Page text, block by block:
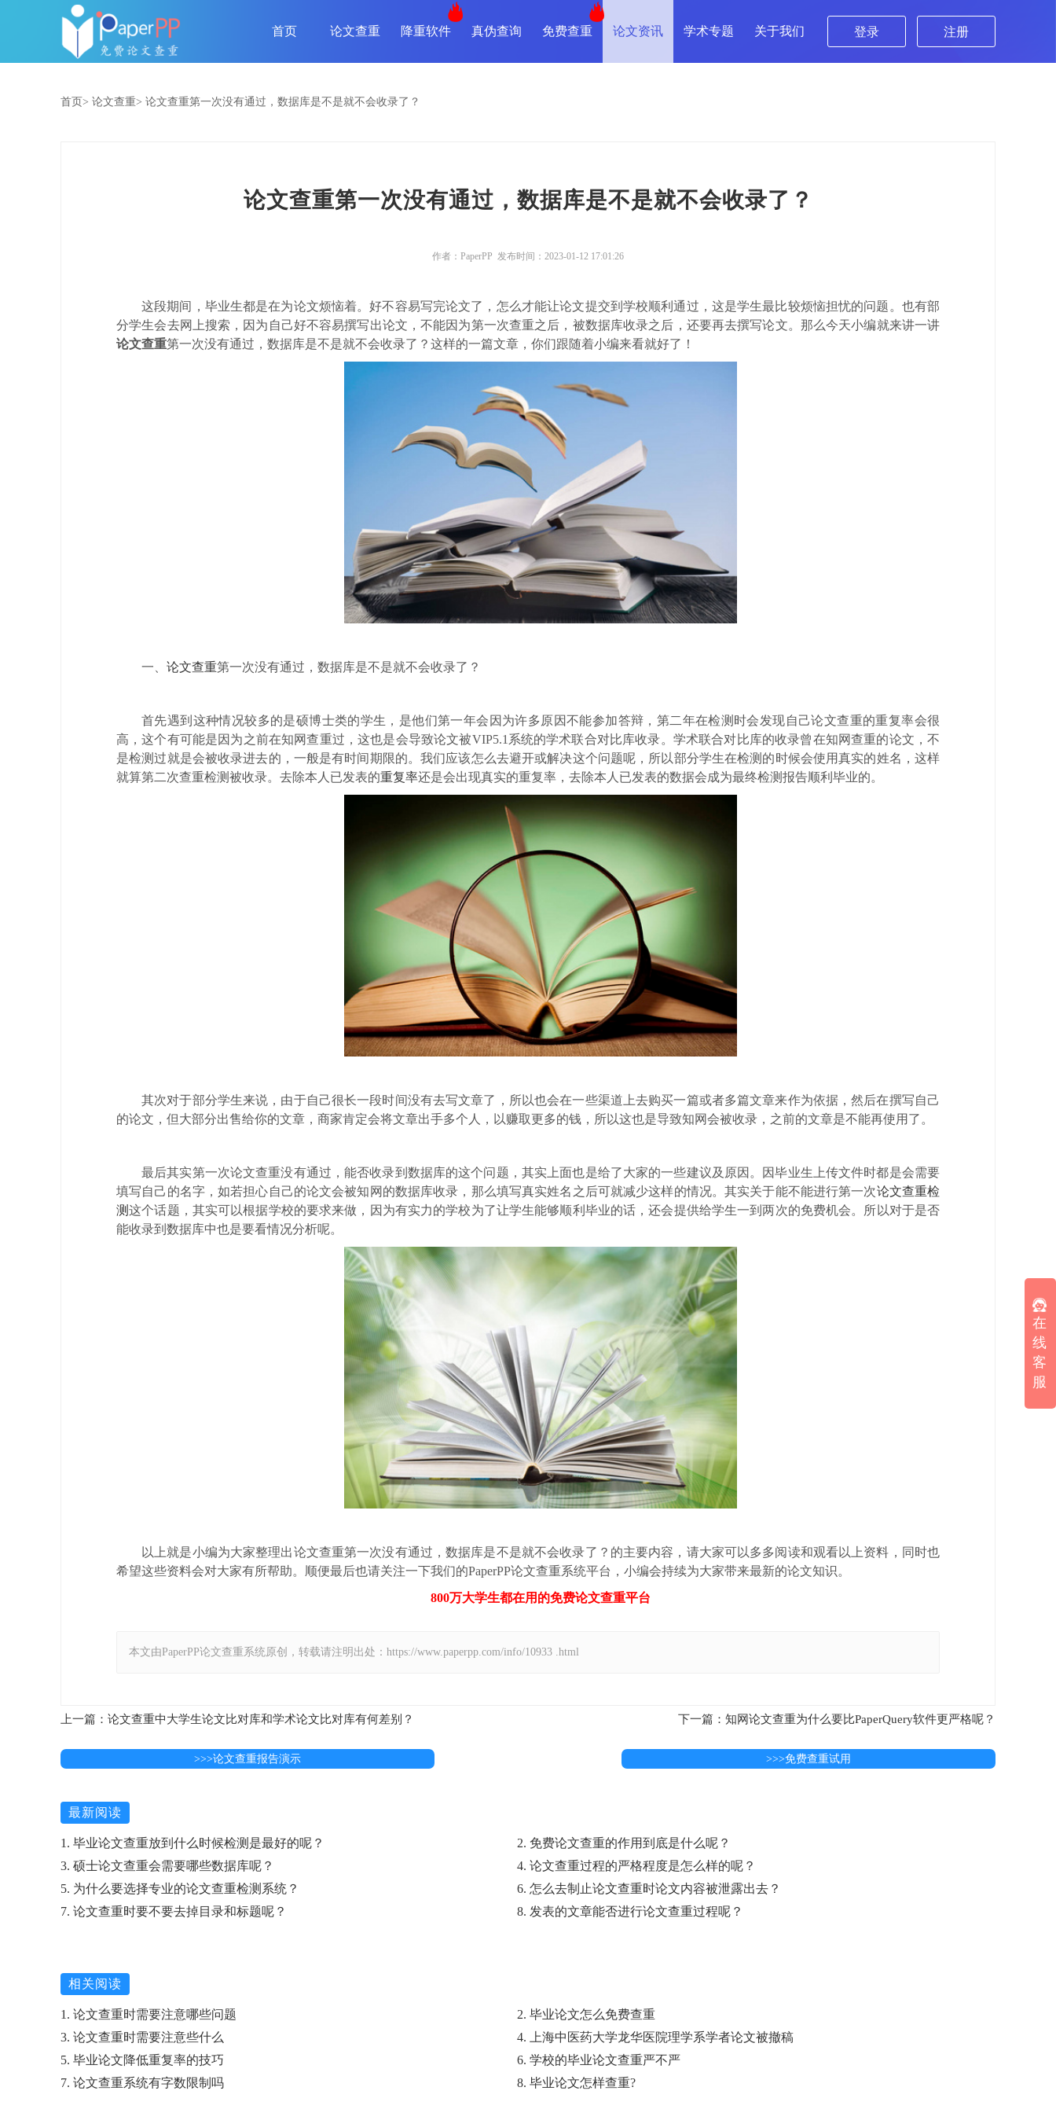
首页 论文查重 降重软件 真伪查询 免费查重 论文资讯 学术专题 关于我们 登录 注册
首页> 论文查重> 论文查重第一次没有通过，数据库是不是就不会收录了？
论文查重第一次没有通过，数据库是不是就不会收录了？
作者：PaperPP 发布时间：2023-01-12 17:01:26
这段期间，毕业生都是在为论文烦恼着。好不容易写完论文了，怎么才能让论文提交到学校顺利通过，这是学生最比较烦恼担忧的问题。也有部
分学生会去网上搜索，因为自己好不容易撰写出论文，不能因为第一次查重之后，被数据库收录之后，还要再去撰写论文。那么今天小编就来讲一讲
论文查重第一次没有通过，数据库是不是就不会收录了？这样的一篇文章，你们跟随着小编来看就好了！
一、 论文查重第一次没有通过，数据库是不是就不会收录了？
首先遇到这种情况较多的是硕博士类的学生，是他们第一年会因为许多原因不能参加答辩，第二年在检测时会发现自己论文查重的重复率会很
高，这个有可能是因为之前在知网查重过，这也是会导致论文被VIP5.1系统的学术联合对比库收录。学术联合对比库的收录曾在知网查重的论文，不
是检测过就是会被收录进去的，一般是有时间期限的。我们应该怎么去避开或解决这个问题呢，所以部分学生在检测的时候会使用真实的姓名，这样
就算第二次查重检测被收录。去除本人已发表的重复率还是会出现真实的重复率，去除本人已发表的数据会成为最终检测报告顺利毕业的。
其次对于部分学生来说，由于自己很长一段时间没有去写文章了，所以也会在一些渠道上去购买一篇或者多篇文章来作为依据，然后在撰写自己
的论文，但大部分出售给你的文章，商家肯定会将文章出手多个人，以赚取更多的钱，所以这也是导致知网会被收录，之前的文章是不能再使用了。
最后其实第一次论文查重没有通过，能否收录到数据库的这个问题，其实上面也是给了大家的一些建议及原因。因毕业生上传文件时都是会需要
填写自己的名字，如若担心自己的论文会被知网的数据库收录，那么填写真实姓名之后可就减少这样的情况。其实关于能不能进行第一次论文查重检
测这个话题，其实可以根据学校的要求来做，因为有实力的学校为了让学生能够顺利毕业的话，还会提供给学生一到两次的免费机会。所以对于是否
能收录到数据库中也是要看情况分析呢。
以上就是小编为大家整理出论文查重第一次没有通过，数据库是不是就不会收录了？的主要内容，请大家可以多多阅读和观看以上资料，同时也
希望这些资料会对大家有所帮助。顺便最后也请关注一下我们的PaperPP论文查重系统平台，小编会持续为大家带来最新的论文知识。
800万大学生都在用的免费论文查重平台
本文由PaperPP论文查重系统原创，转载请注明出处：https://www.paperpp.com/info/10933 .html
上一篇：论文查重中大学生论文比对库和学术论文比对库有何差别？ 下一篇：知网论文查重为什么要比PaperQuery软件更严格呢？
>>>论文查重报告演示 >>>免费查重试用
最新阅读
1. 毕业论文查重放到什么时候检测是最好的呢？
2. 免费论文查重的作用到底是什么呢？
3. 硕士论文查重会需要哪些数据库呢？
4. 论文查重过程的严格程度是怎么样的呢？
5. 为什么要选择专业的论文查重检测系统？
6. 怎么去制止论文查重时论文内容被泄露出去？
7. 论文查重时要不要去掉目录和标题呢？
8. 发表的文章能否进行论文查重过程呢？
相关阅读
1. 论文查重时需要注意哪些问题
2. 毕业论文怎么免费查重
3. 论文查重时需要注意些什么
4. 上海中医药大学龙华医院理学系学者论文被撤稿
5. 毕业论文降低重复率的技巧
6. 学校的毕业论文查重严不严
7. 论文查重系统有字数限制吗
8. 毕业论文怎样查重?
在
线
客
服